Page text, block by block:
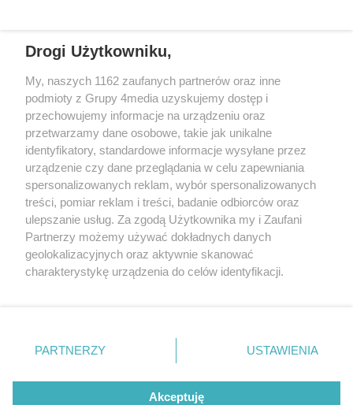
+48 52 5812666
O nas Reklama Regulamin
Kontakt
Wydarzenia
Ogłoszenia Katalog firm
Zapisz się do newslettera
Dołącz do grona ludzi najlepiej poinformowanych!
Zapisz się »
Drogi Użytkowniku,
My, naszych 1162 zaufanych partnerów oraz inne
podmioty z Grupy 4media uzyskujemy dostęp i
przechowujemy informacje na urządzeniu oraz
przetwarzamy dane osobowe, takie jak unikalne
identyfikatory, standardowe informacje wysyłane przez
urządzenie czy dane przeglądania w celu zapewniania
spersonalizowanych reklam, wybór spersonalizowanych
treści, pomiar reklam i treści, badanie odbiorców oraz
ulepszanie usług. Za zgodą Użytkownika my i Zaufani
Partnerzy możemy używać dokładnych danych
geolokalizacyjnych oraz aktywnie skanować
charakterystykę urządzenia do celów identyfikacji.
zmienić/wycofać klikając przycisk ustawień prywatności
znajdujący się w lewym dolnym rogu strony
. Niektóre
użytkownika, ale masz prawo sprzeciwić się takiemu
PARTNERZY USTAWIENIA
Akceptuję